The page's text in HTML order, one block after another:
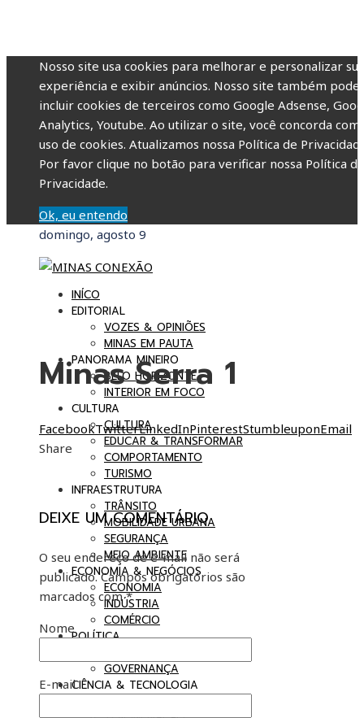
Nosso site usa cookies para melhorar e personalizar sua
experiência e exibir anúncios. Nosso site também pode
incluir cookies de terceiros como Google Adsense,
Analytics, Youtube. Ao utilizar o site, você concorda com
uso de cookies. Atualizamos nossa Política de
Por favor clique no botão para verificar nossa Política de
Privacidade.
Ok, eu entendo
domingo, agosto 9
INÍCO
EDITORIAL
VOZES & OPINIÕES
MINAS EM PAUTA
PANORAMA MINEIRO
BELO HORIZONTE
INTERIOR EM FOCO
CULTURA
CULTURA
EDUCAR & TRANSFORMAR
COMPORTAMENTO
TURISMO
INFRAESTRUTURA
TRÂNSITO
MOBILIDADE URBANA
SEGURANÇA
MEIO AMBIENTE
ECONOMIA & NEGÓCIOS
ECONOMIA
INDÚSTRIA
COMÉRCIO
POLÍTICA
GOVERNANÇA
CIÊNCIA & TECNOLOGIA
Minas Serra 1
FacebookTwitterLinkedInPinterestStumbleuponEmail
Share
DEIXE UM COMENTÁRIO
O seu endereço de e-mail não será
publicado. Campos obrigatórios são
marcados com*
Nome
E-mail